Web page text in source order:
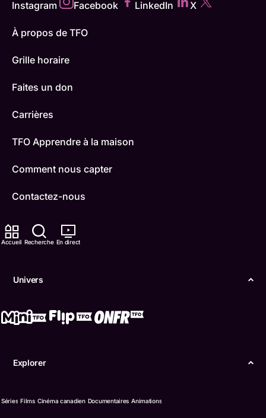
Accueil Recherche En direct
Univers
Explorer
Séries Films Cinéma canadien Documentaires Animations
Instagram Facebook LinkedIn X
À propos de TFO
Grille horaire
Faites un don
Carrières
TFO Apprendre à la maison
Comment nous capter
Contactez-nous
ONFR
Boukili
Confidentialité
langue française de l’Ontario (TFO) - 2026